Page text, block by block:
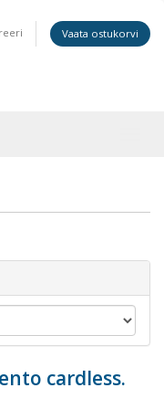
Vaata ostukorvi
cardless.